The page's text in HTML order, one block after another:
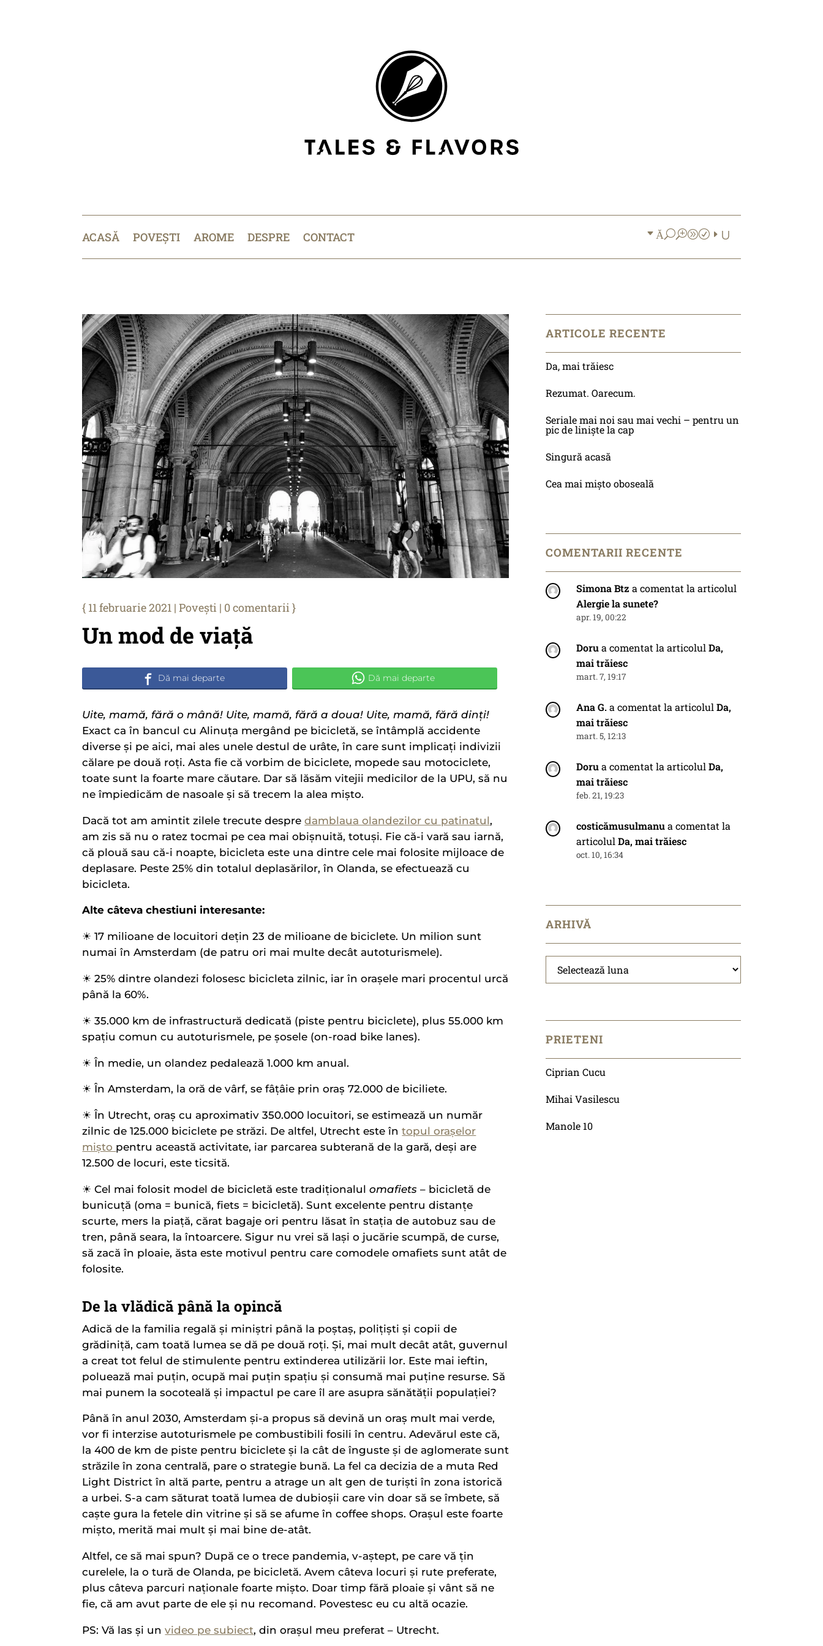
ACASĂ POVEȘTI AROME DESPRE CONTACT
Un mod de viață
11 februarie 2021 |Povești | 0 comentarii
Uite, mamă, fără o mână! Uite, mamă, fără a doua! Uite, mamă, fără dinți!
Exact ca în bancul cu Alinuța mergând pe bicicletă, se întâmplă accidente
diverse și pe aici, mai ales unele destul de urâte, în care sunt implicați indivizii
călare pe două roți. Asta fie că vorbim de biciclete, mopede sau motociclete,
toate sunt la foarte mare căutare. Dar să lăsăm vitejii medicilor de la UPU, să nu
ne împiedicăm de nasoale și să trecem la alea mișto.
Dacă tot am amintit zilele trecute despredamblaua olandezilor cu patinatul,
am zis să nu o ratez tocmai pe cea mai obișnuită, totuși. Fie că-i vară sau iarnă,
că plouă sau că-i noapte, bicicleta este una dintre cele mai folosite mijloace de
deplasare. Peste 25% din totalul deplasărilor, în Olanda, se efectuează cu
bicicleta.
Alte câteva chestiuni interesante:
☀︎ 17 milioane de locuitori dețin 23 de milioane de biciclete. Un milion sunt
numai în Amsterdam (de patru ori mai multe decât autoturismele).
☀︎ 25% dintre olandezi folosesc bicicleta zilnic, iar în orașele mari procentul urcă
până la 60%.
☀︎ 35.000 km de infrastructură dedicată (piste pentru biciclete), plus 55.000 km
spațiu comun cu autoturismele, pe șosele (on-road bike lanes).
☀︎ În medie, un olandez pedalează 1.000 km anual.
☀︎ În Amsterdam, la oră de vârf, se fâțâie prin oraș 72.000 de biciliete.
☀︎ În Utrecht, oraș cu aproximativ 350.000 locuitori, se estimează un număr
zilnic de 125.000 biciclete pe străzi. De altfel, Utrecht este întopul orașelor
mișto pentru această activitate, iar parcarea subterană de la gară, deși are
12.500 de locuri, este ticsită.
☀︎ Cel mai folosit model de bicicletă este tradiționalulomafiets – bicicletă de
bunicuță (oma = bunică, fiets = bicicletă). Sunt excelente pentru distanțe
scurte, mers la piață, cărat bagaje ori pentru lăsat în stația de autobuz sau de
tren, până seara, la întoarcere. Sigur nu vrei să lași o jucărie scumpă, de curse,
să zacă în ploaie, ăsta este motivul pentru care comodele omafiets sunt atât de
folosite.
De la vlădică până la opincă
Adică de la familia regală și miniștri până la poștaș, polițiști și copii de
grădiniță, cam toată lumea se dă pe două roți. Și, mai mult decât atât, guvernul
a creat tot felul de stimulente pentru extinderea utilizării lor. Este mai ieftin,
poluează mai puțin, ocupă mai puțin spațiu și consumă mai puține resurse. Să
mai punem la socoteală și impactul pe care îl are asupra sănătății populației?
Până în anul 2030, Amsterdam și-a propus să devină un oraș mult mai verde,
vor fi interzise autoturismele pe combustibili fosili în centru. Adevărul este că,
la 400 de km de piste pentru biciclete și la cât de înguste și de aglomerate sunt
străzile în zona centrală, pare o strategie bună. La fel ca decizia de a muta Red
Light District în altă parte, pentru a atrage un alt gen de turiști în zona istorică
a urbei. S-a cam săturat toată lumea de dubioșii care vin doar să se îmbete, să
caște gura la fetele din vitrine și să se afume în coffee shops. Orașul este foarte
mișto, merită mai mult și mai bine de-atât.
Altfel, ce să mai spun? După ce o trece pandemia, v-aștept, pe care vă țin
curelele, la o tură de Olanda, pe bicicletă. Avem câteva locuri și rute preferate,
plus câteva parcuri naționale foarte mișto. Doar timp fără ploaie și vânt să ne
fie, că am avut parte de ele și nu recomand. Povestesc eu cu altă ocazie.
PS: Vă las și unvideo pe subiect, din orașul meu preferat – Utrecht.
ARTICOLE RECENTE
Da, mai trăiesc
Rezumat. Oarecum.
Seriale mai noi sau mai vechi – pentru un
pic de liniște la cap
Singură acasă
Cea mai mișto oboseală
COMENTARII RECENTE
Simona Btz a comentat la articolul
Alergie la sunete?
apr. 19, 00:22
Dorua comentat la articolulDa,
mai trăiesc
mart. 7, 19:17
Ana G.a comentat la articolulDa,
mai trăiesc
mart. 5, 12:13
Dorua comentat la articolulDa,
mai trăiesc
feb. 21, 19:23
costicămusulmanua comentat la
articolulDa, mai trăiesc
oct. 10, 16:34
ARHIVĂ
Arhivă
PRIETENI
Ciprian Cucu
Mihai Vasilescu
Manole 10